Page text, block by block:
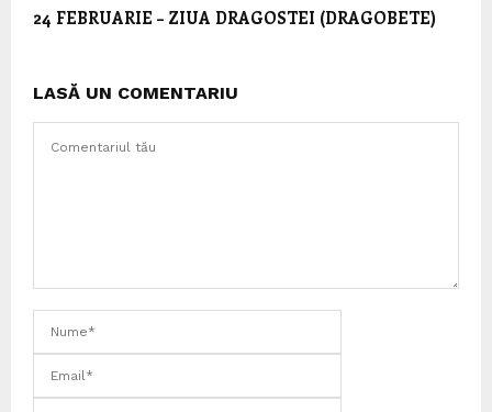
24 FEBRUARIE – ZIUA DRAGOSTEI (DRAGOBETE)
LASĂ UN COMENTARIU